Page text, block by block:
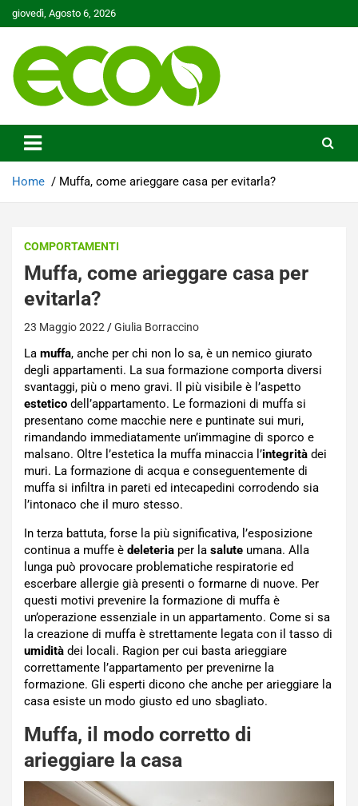
Skip
to
giovedì, Agosto 6, 2026
Ecoo.it
Home Muffa, come arieggare casa per evitarla?
COMPORTAMENTI
Muffa, come arieggare casa per
evitarla?
23 Maggio 2022 Giulia Borraccino
La muffa, anche per chi non lo sa, è un nemico giurato
degli appartamenti. La sua formazione comporta diversi
svantaggi, più o meno gravi. Il più visibile è l’aspetto
estetico dell’appartamento. Le formazioni di muffa si
presentano come macchie nere e puntinate sui muri,
rimandando immediatamente un’immagine di sporco e
malsano. Oltre l’estetica la muffa minaccia l’integrità dei
muri. La formazione di acqua e conseguentemente di
muffa si infiltra in pareti ed intecapedini corrodendo sia
l’intonaco che il muro stesso.
In terza battuta, forse la più significativa, l’esposizione
continua a muffe è deleteria per la salute umana. Alla
lunga può provocare problematiche respiratorie ed
escerbare allergie già presenti o formarne di nuove. Per
questi motivi prevenire la formazione di muffa è
un’operazione essenziale in un appartamento. Come si sa
la creazione di muffa è strettamente legata con il tasso di
umidità dei locali. Ragion per cui basta arieggiare
correttamente l’appartamento per prevenirne la
formazione. Gli esperti dicono che anche per arieggiare la
casa esiste un modo giusto ed uno sbagliato.
Muffa, il modo corretto di
arieggiare la casa